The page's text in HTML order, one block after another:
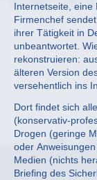
Internetseite, eine
Firmenchef
ihrer Tätigkeit in
unbeantwortet.
rekonstruieren:
älteren Version
versehentlich ins
Dort findet sich
(konservativ-
Drogen (geringe
oder
Medien (nichts
Briefing des